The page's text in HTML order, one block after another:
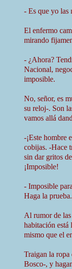
- Es que yo las
El enfermo
mirando
- ¿Ahora?
Nacional,
imposible.
No, señor, es
su reloj-. Son
vamos allá
-¡Este hombre
cobijas. -Hace
sin dar gritos
¡Imposible!
- Imposible
Haga la
Al rumor de
habitación está
mismo que el
Traigan la ropa
Bosco-, y